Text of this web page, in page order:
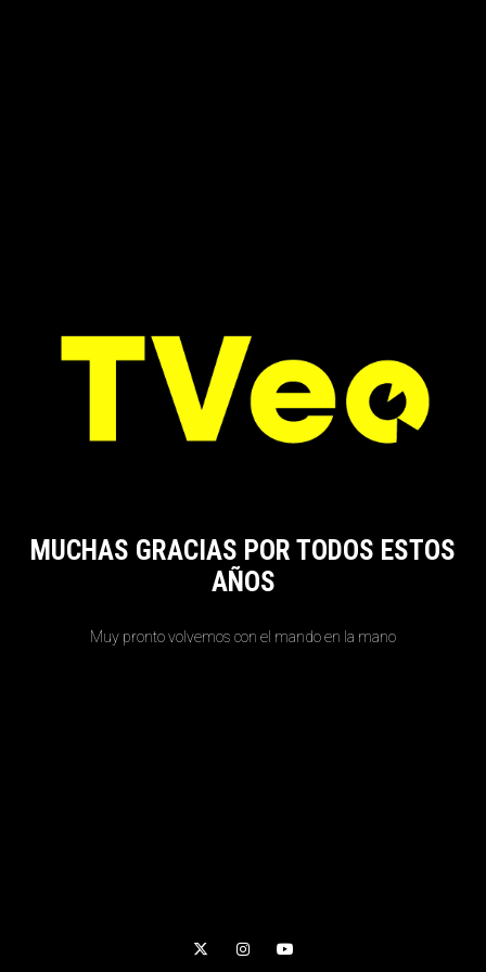
MUCHAS GRACIAS POR TODOS ESTOS
AÑOS
Muy pronto volvemos con el mando en la mano